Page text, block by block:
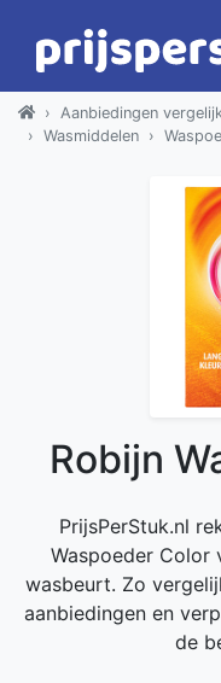
Aanbiedingen
Wasmiddelen
Robijn
PrijsPerStuk.nl
Waspoeder Color
wasbeurt. Zo
aanbiedingen en
de